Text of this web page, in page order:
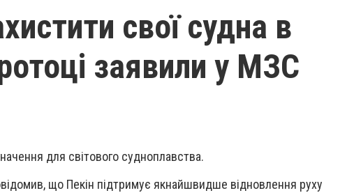
свої судна в
заявили у МЗС
для світового судноплавства.
що Пекін підтримує якнайшвидше відновлення руху